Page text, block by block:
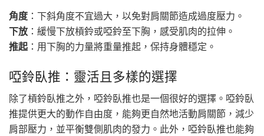
角度 ：下斜角度不宜過大，以免對肩關節造成過度壓力。
下放 ：緩慢下放槓鈴或啞鈴至下胸，感受肌肉的拉伸。
推起：用下胸的力量將重量推起，保持身體穩定。
啞鈴臥推：靈活且多樣的選擇
除了槓鈴臥推之外，啞鈴臥推也是一個很好的選擇。啞鈴臥
推提供更大的動作自由度，能夠更自然地活動肩關節，減少
肩部壓力，並平衡雙側肌肉的發力。此外，啞鈴臥推也能夠